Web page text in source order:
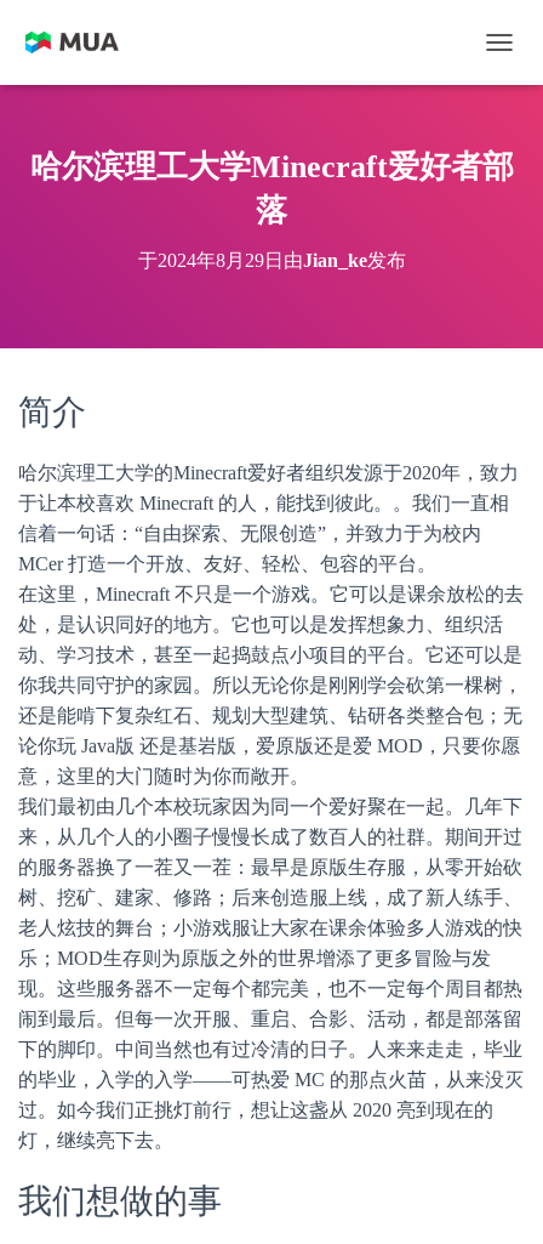
哈尔滨理工大学Minecraft爱好者部
落
于2024年8月29日 由Jian_ke发布
简介
哈尔滨理工大学的Minecraft爱好者组织发源于2020年，致力
于让本校喜欢 Minecraft 的人，能找到彼此。。我们一直相
信着一句话：“自由探索、无限创造”，并致力于为校内
MCer 打造一个开放、友好、轻松、包容的平台。
在这里，Minecraft 不只是一个游戏。它可以是课余放松的去
处，是认识同好的地方。它也可以是发挥想象力、组织活
动、学习技术，甚至一起捣鼓点小项目的平台。它还可以是
你我共同守护的家园。所以无论你是刚刚学会砍第一棵树，
还是能啃下复杂红石、规划大型建筑、钻研各类整合包；无
论你玩 Java版 还是基岩版，爱原版还是爱 MOD，只要你愿
意，这里的大门随时为你而敞开。
我们最初由几个本校玩家因为同一个爱好聚在一起。几年下
来，从几个人的小圈子慢慢长成了数百人的社群。期间开过
的服务器换了一茬又一茬：最早是原版生存服，从零开始砍
树、挖矿、建家、修路；后来创造服上线，成了新人练手、
老人炫技的舞台；小游戏服让大家在课余体验多人游戏的快
乐；MOD生存则为原版之外的世界增添了更多冒险与发
现。这些服务器不一定每个都完美，也不一定每个周目都热
闹到最后。但每一次开服、重启、合影、活动，都是部落留
下的脚印。中间当然也有过冷清的日子。人来来走走，毕业
的毕业，入学的入学——可热爱 MC 的那点火苗，从来没灭
过。如今我们正挑灯前行，想让这盏从 2020 亮到现在的
灯，继续亮下去。
我们想做的事